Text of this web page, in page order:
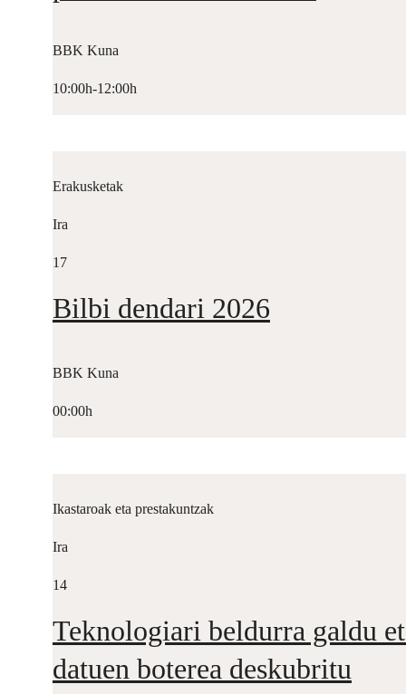
BBK Kuna
10:00h-12:00h
Erakusketak
Ira
17
Bilbi dendari 2026
BBK Kuna
00:00h
Ikastaroak eta prestakuntzak
Ira
14
Teknologiari beldurra galdu
datuen boterea deskubritu